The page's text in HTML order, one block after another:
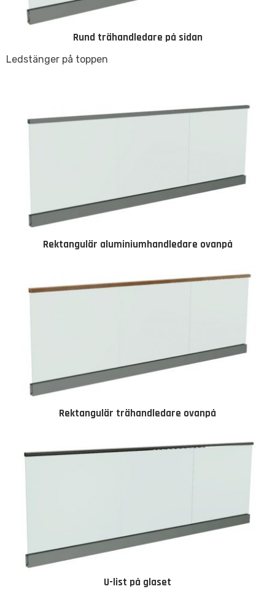
Rund trähandledare på sidan
Ledstänger på toppen
Rektangulär aluminiumhandledare ovanpå
Rektangulär trähandledare ovanpå
U-list på glaset